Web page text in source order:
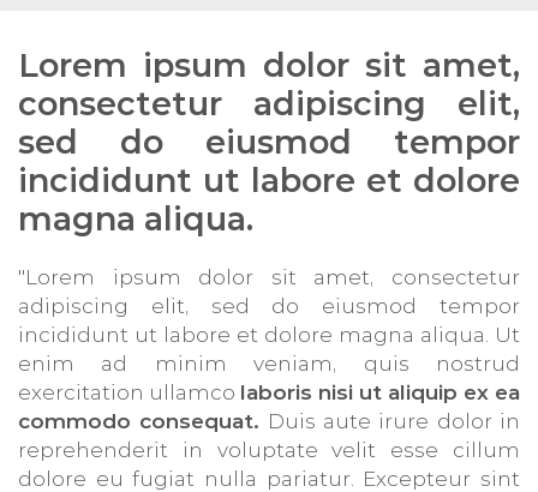
Lorem ipsum dolor sit amet,
consectetur adipiscing elit,
sed do eiusmod tempor
incididunt ut labore et dolore
magna aliqua.
"Lorem ipsum dolor sit amet, consectetur
adipiscing elit, sed do eiusmod tempor
incididunt ut labore et dolore magna aliqua. Ut
enim ad minim veniam, quis nostrud
exercitation ullamco laboris nisi ut aliquip ex ea
commodo consequat. Duis aute irure dolor in
reprehenderit in voluptate velit esse cillum
dolore eu fugiat nulla pariatur. Excepteur sint